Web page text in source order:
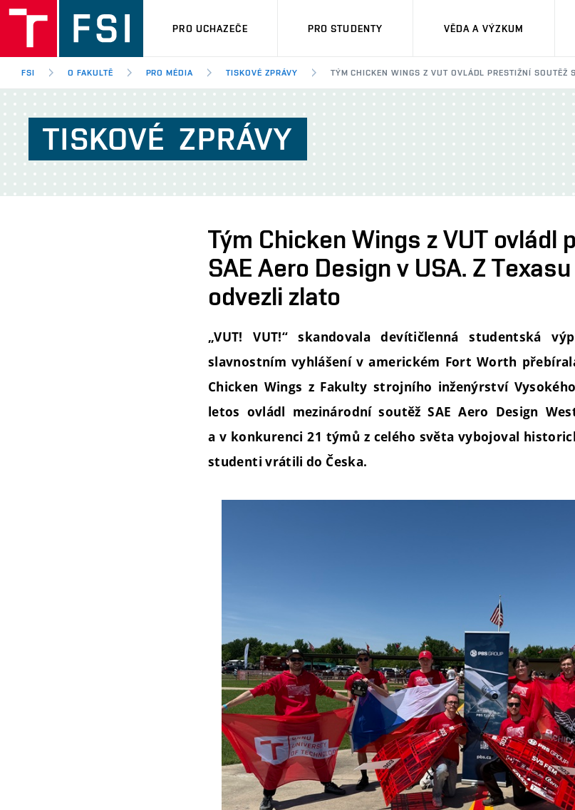
PRO UCHAZEČE PRO STUDENTY VĚDA A VÝZKUM
FSI O FAKULTĚ PRO MÉDIA TISKOVÉ ZPRÁVY TÝM CHICKEN WINGS Z VUT OVLÁDL PRESTIŽNÍ SOUTĚŽ
TISKOVÉ ZPRÁVY
Tým Chicken Wings z VUT ovládl
SAE Aero Design v USA. Z
odvezli zlato
„VUT! VUT!“ skandovala devítičlenná studentská
slavnostním vyhlášení v americkém Fort Worth
Chicken Wings z Fakulty strojního inženýrství
letos ovládl mezinárodní soutěž SAE Aero Design
a v konkurenci 21 týmů z celého světa vybojoval
studenti vrátili do Česka.